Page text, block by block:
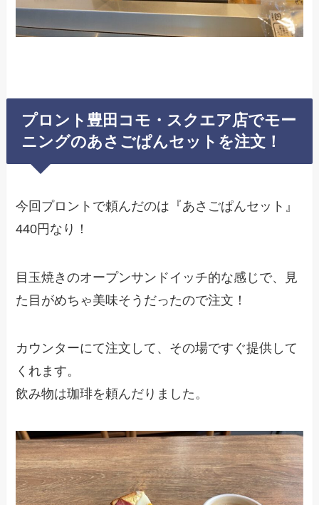
プロント豊田コモ・スクエア店でモー
ニングのあさごぱんセットを注文！
今回プロントで頼んだのは『あさごぱんセット』
440円なり！
目玉焼きのオープンサンドイッチ的な感じで、見
た目がめちゃ美味そうだったので注文！
カウンターにて注文して、その場ですぐ提供して
くれます。
飲み物は珈琲を頼んだりました。